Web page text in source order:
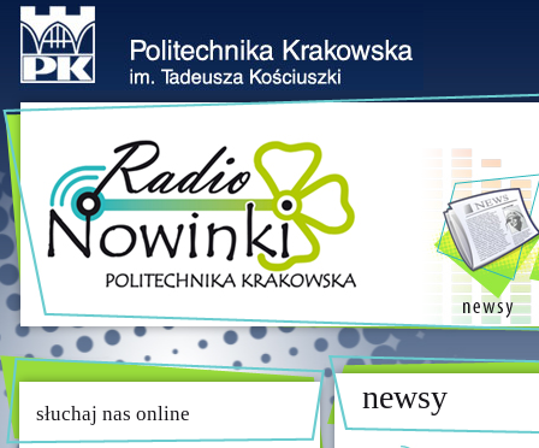
słuchaj nas online newsy